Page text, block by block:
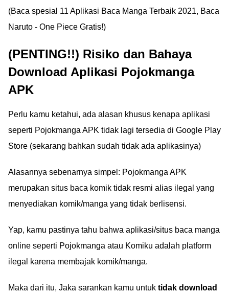
(Baca spesial 11 Aplikasi Baca Manga Terbaik 2021, Baca
Naruto - One Piece Gratis!)
(PENTING!!) Risiko dan Bahaya
Download Aplikasi Pojokmanga
APK
Perlu kamu ketahui, ada alasan khusus kenapa aplikasi
seperti Pojokmanga APK tidak lagi tersedia di Google Play
Store (sekarang bahkan sudah tidak ada aplikasinya)
Alasannya sebenarnya simpel: Pojokmanga APK
merupakan situs baca komik tidak resmi alias ilegal yang
menyediakan komik/manga yang tidak berlisensi.
Yap, kamu pastinya tahu bahwa aplikasi/situs baca manga
online seperti Pojokmanga atau Komiku adalah platform
ilegal karena membajak komik/manga.
Maka dari itu, Jaka sarankan kamu untuk tidak download